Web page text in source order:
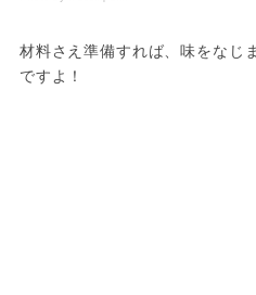
材料さえ準備すれば、味をなじ
ですよ！